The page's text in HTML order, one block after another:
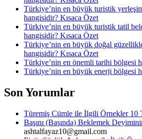
Türkiye’nin en büyük turistik
hangisidir? Kısaca Özet
Türkiye’nin en büyük turistik tatil
hangisidir? Kısaca Özet
Türkiye’nin en büyük doğal
hangisidir? Kısaca Özet
Türkiye’nin en önemli tarihi bölgesi
Türkiye’nin en büyük enerji bölgesi
Son Yorumlar
Türemiş Cümle ile İlgili Örnekler 10
Başını (Başında) Beklemek
ashtalfayaz10@gmail.com